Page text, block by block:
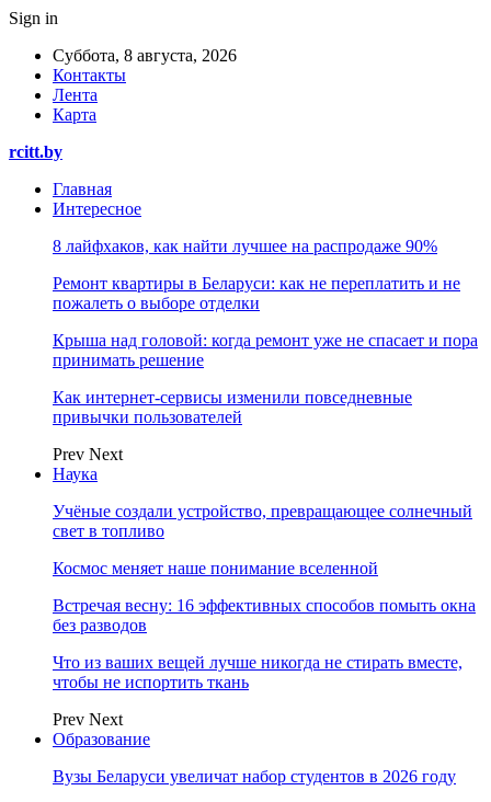
Sign in
Суббота, 8 августа, 2026
Контакты
Лента
Карта
rcitt.by
Главная
Интересное
8 лайфхаков, как найти лучшее на распродаже 90%
Ремонт квартиры в Беларуси: как не переплатить и не
пожалеть о выборе отделки
Крыша над головой: когда ремонт уже не спасает и пора
принимать решение
Как интернет-сервисы изменили повседневные
привычки пользователей
Prev Next
Наука
Учёные создали устройство, превращающее солнечный
свет в топливо
Космос меняет наше понимание вселенной
Встречая весну: 16 эффективных способов помыть окна
без разводов
Что из ваших вещей лучше никогда не стирать вместе,
чтобы не испортить ткань
Prev Next
Образование
Вузы Беларуси увеличат набор студентов в 2026 году